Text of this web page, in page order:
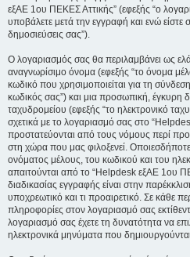
εξΑΕ 1ου ΠΕΚΕΣ Αττικής” (εφεξής “ο
υποβάλετε μετά την εγγραφή και ενώ είστε
δημοσιεύσεις σας”).
Ο λογαριασμός σας θα περιλαμβάνει ως
αναγνωρίσιμο όνομα (εφεξής “το όνομα
κωδικό που χρησιμοποιείται για τη
κωδικός σας”) και μια προσωπική, έγκυρη
ταχυδρομείου (εφεξής “το ηλεκτρονικό
σχετικά με το λογαριασμό σας στο
προστατεύονται από τους νόμους περί
στη χώρα που μας φιλοξενεί.
ονόματος μέλους, του κωδικού και του
απαιτούνται από το “Helpdesk εξΑΕ 1ου
διαδικασίας εγγραφής είναι στην
υποχρεωτικό και τι προαιρετικό. Σε κάθε
πληροφορίες στον λογαριασμό σας
λογαριασμό σας έχετε τη δυνατότητα να
ηλεκτρονικά μηνύματα που